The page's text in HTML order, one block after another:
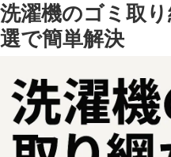
洗濯機のゴミ取
選で簡単解決